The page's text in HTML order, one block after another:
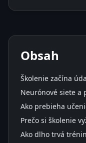
Obsah
Školenie začína
Neurónové siete a
Ako prebieha
Prečo si školenie
Ako dlho trvá